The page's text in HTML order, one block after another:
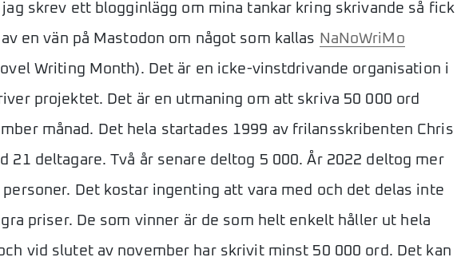
jag skrev ett blogginlägg om mina tankar kring skrivande så fick
en vän på Mastodon om något som kallas NaNoWriMo
Writing Month). Det är en icke-vinstdrivande organisation i
projektet. Det är en utmaning om att skriva 50 000 ord
månad. Det hela startades 1999 av frilansskribenten Chris
21 deltagare. Två år senare deltog 5 000. År 2022 deltog mer
personer. Det kostar ingenting att vara med och det delas inte
priser. De som vinner är de som helt enkelt håller ut hela
vid slutet av november har skrivit minst 50 000 ord. Det kan